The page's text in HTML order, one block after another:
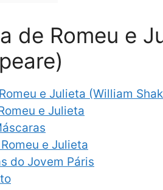
de Romeu e
e Julieta (William
e Julieta
e Julieta
do Jovem Páris